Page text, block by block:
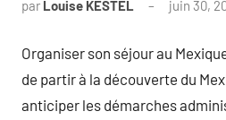
par Louise KESTEL juin 30,
Organiser son séjour au
de partir à la découverte du
anticiper les démarches